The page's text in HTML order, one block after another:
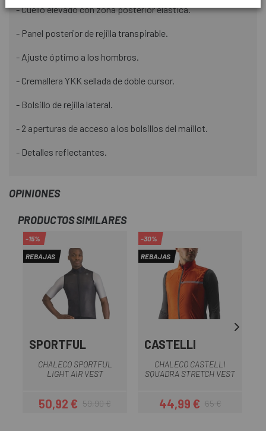
- Cuello elevado con zona posterior elástica.
- Panel posterior de rejilla transpirable.
- Ajuste óptimo a los hombros.
- Cremallera YKK sellada de doble cursor.
- Bolsillo de rejilla lateral.
- 2 aperturas de acceso a los bolsillos del maillot.
- Detalles reflectantes.
OPINIONES
PRODUCTOS SIMILARES
-15%
REBAJAS
SPORTFUL
CHALECO SPORTFUL
LIGHT AIR VEST
Precio
50,92 €Precio regular
59,90 €
-30%
REBAJAS
CASTELLI
CHALECO CASTELLI
SQUADRA STRETCH VEST
Precio
44,99 €Precio regular
65 €